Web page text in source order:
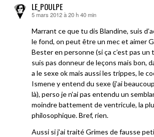
LE_POULPE
dit :
5 mars 2012 à 20 h 40 min
Marrant ce que tu dis Blandine, suis
le fond, on peut être un mec et aimer
Bester en personne (si ça c’est pas un
suis pas donneur de leçons mais bon,
a le sexe ok mais aussi les trippes, le
Ismene y entend du sexe (j’ai
là), perso je n’ai pas entendu un
moindre battement de ventricule, la
philosophique. Bref, rien.
Aussi si j’ai traité Grimes de fausse